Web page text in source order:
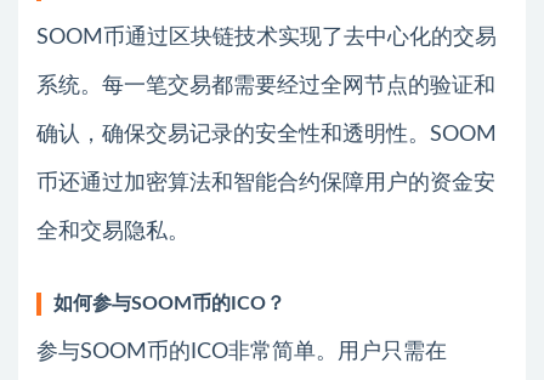
SOOM币通过区块链技术实现了去中心化的交易
系统。每一笔交易都需要经过全网节点的验证和
确认，确保交易记录的安全性和透明性。SOOM
币还通过加密算法和智能合约保障用户的资金安
全和交易隐私。
如何参与SOOM币的ICO？
参与SOOM币的ICO非常简单。用户只需在